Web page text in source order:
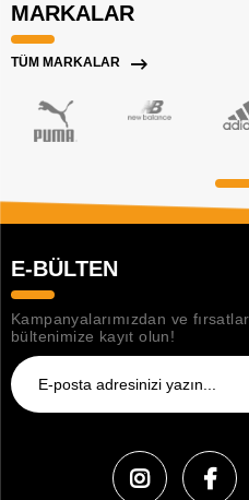
MARKALAR
TÜM MARKALAR
E-BÜLTEN
Kampanyalarımızdan ve
bültenimize kayıt olun!